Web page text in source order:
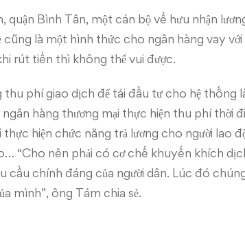
quận Bình Tân, một cán bộ về hưu nhận
là một hình thức cho ngân hàng vay với
rút tiền thì không thể vui được.
thu phí giao dịch để tái đầu tư cho hệ
ngân hàng thương mại thực hiện thu phí thời
hiện chức năng trả lương cho người lao
“Cho nên phải có cơ chế khuyến khích
cầu chính đáng của người dân. Lúc đó
mình”, ông Tám chia sẻ.